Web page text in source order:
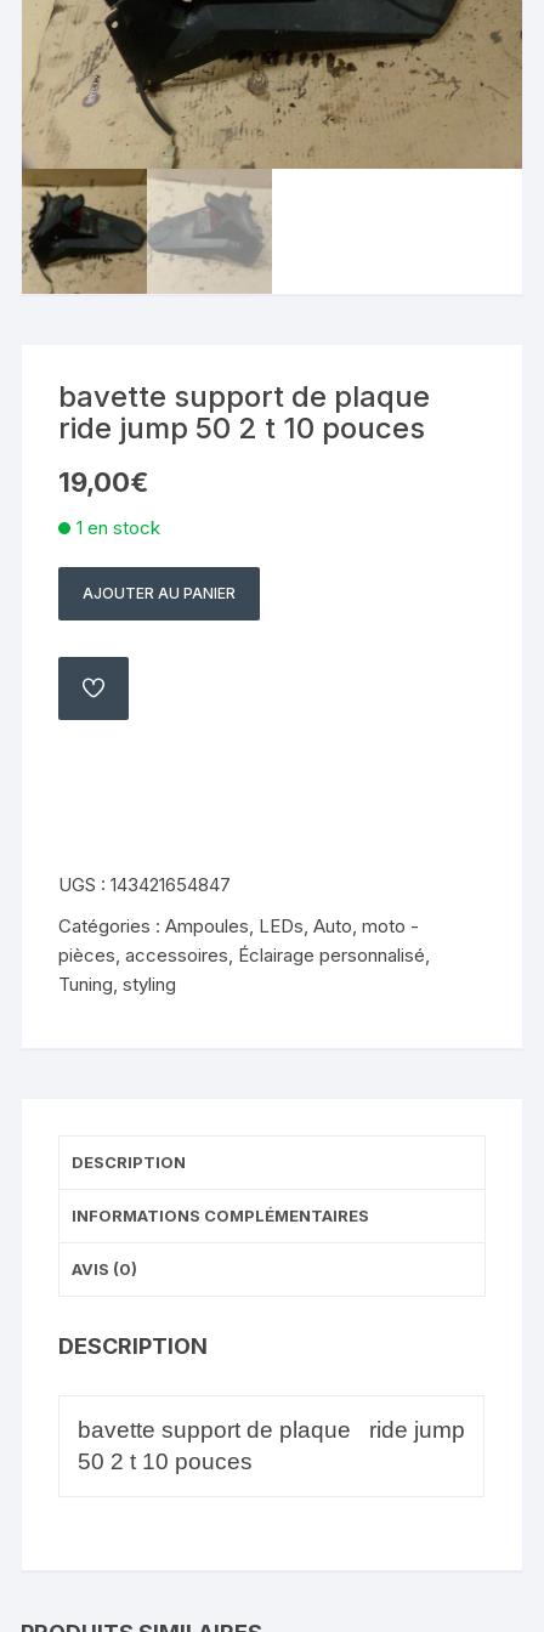
bavette support de plaque
ride jump 50 2 t 10 pouces
19,00€
1 en stock
quantité
bavette
support
de
t
10
pouces
AJOUTER AU PANIER
AJOUTER
UGS :143421654847
Catégories :Ampoules, LEDs ,Auto, moto -
pièces, accessoires Éclairage personnalisé
Tuning, styling
DESCRIPTION
INFORMATIONS COMPLÉMENTAIRES
AVIS (0)
DESCRIPTION
bavette support de plaque ride jump
50 2 t 10 pouces